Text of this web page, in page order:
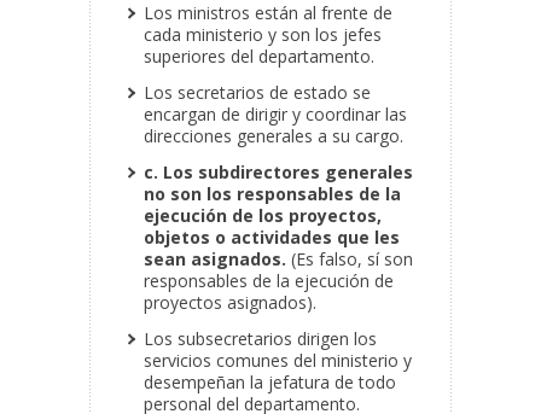
Los ministros están al frente de
cada ministerio y son los jefes
superiores del departamento.
Los secretarios de estado se
encargan de dirigir y coordinar las
direcciones generales a su cargo.
c. Los subdirectores generales
no son los responsables de la
ejecución de los proyectos,
objetos o actividades que les
sean asignados. (Es falso, sí son
responsables de la ejecución de
proyectos asignados).
Los subsecretarios dirigen los
servicios comunes del ministerio y
desempeñan la jefatura de todo
personal del departamento.